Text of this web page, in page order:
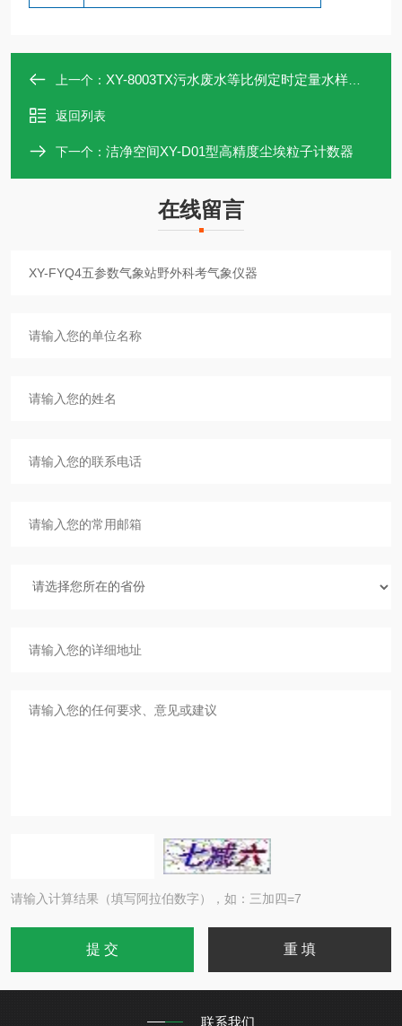
上一个： XY-8003TX污水废水等比例定时定量水样采样设备
返回列表
下一个： 洁净空间XY-D01型高精度尘埃粒子计数器
在线留言
请输入计算结果（填写阿拉伯数字），如：三加四=7
联系我们